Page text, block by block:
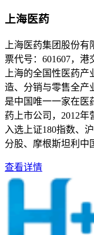
上海医药
上海医药集团股份
票代号：601607，
上海的全国性医药
造、分销与零售全产
是中国唯一一家在医
药上市公司，2012年
入选上证180指数、
分股、摩根斯坦利中
查看详情